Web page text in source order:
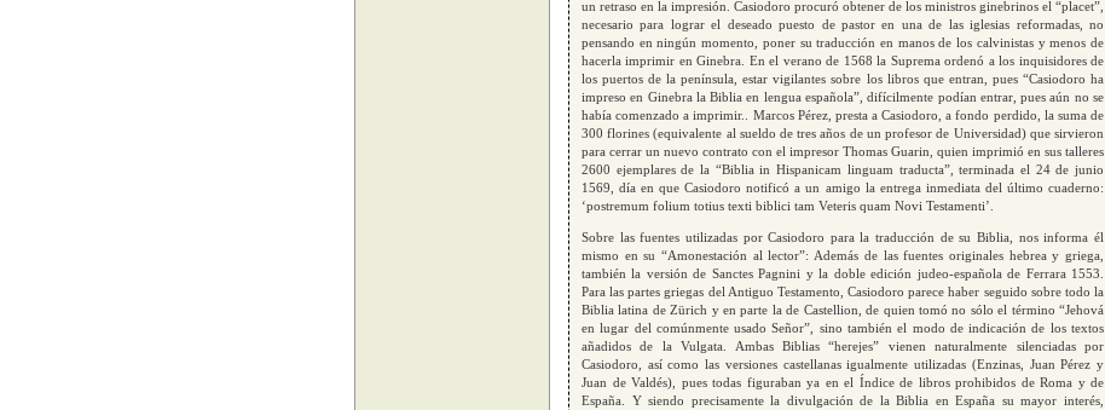
un retraso en la impresión. Casiodoro procuró obtener de los ministros ginebrinos el “placet”,
necesario para lograr el deseado puesto de pastor en una de las iglesias reformadas, no
pensando en ningún momento, poner su traducción en manos de los calvinistas y menos de
hacerla imprimir en Ginebra. En el verano de 1568 la Suprema ordenó a los inquisidores de
los puertos de la península, estar vigilantes sobre los libros que entran, pues “Casiodoro ha
impreso en Ginebra la Biblia en lengua española”, difícilmente podían entrar, pues aún no se
había comenzado a imprimir.. Marcos Pérez, presta a Casiodoro, a fondo perdido, la suma de
300 florines (equivalente al sueldo de tres años de un profesor de Universidad) que sirvieron
para cerrar un nuevo contrato con el impresor Thomas Guarin, quien imprimió en sus talleres
2600 ejemplares de la “Biblia in Hispanicam linguam traducta”, terminada el 24 de junio
1569, día en que Casiodoro notificó a un amigo la entrega inmediata del último cuaderno:
‘postremum folium totius texti biblici tam Veteris quam Novi Testamenti’.
Sobre las fuentes utilizadas por Casiodoro para la traducción de su Biblia, nos informa él
mismo en su “Amonestación al lector”: Además de las fuentes originales hebrea y griega,
también la versión de Sanctes Pagnini y la doble edición judeo-española de Ferrara 1553.
Para las partes griegas del Antiguo Testamento, Casiodoro parece haber seguido sobre todo la
Biblia latina de Zürich y en parte la de Castellion, de quien tomó no sólo el término “Jehová
en lugar del comúnmente usado Señor”, sino también el modo de indicación de los textos
añadidos de la Vulgata. Ambas Biblias “herejes” vienen naturalmente silenciadas por
Casiodoro, así como las versiones castellanas igualmente utilizadas (Enzinas, Juan Pérez y
Juan de Valdés), pues todas figuraban ya en el Índice de libros prohibidos de Roma y de
España. Y siendo precisamente la divulgación de la Biblia en España su mayor interés,